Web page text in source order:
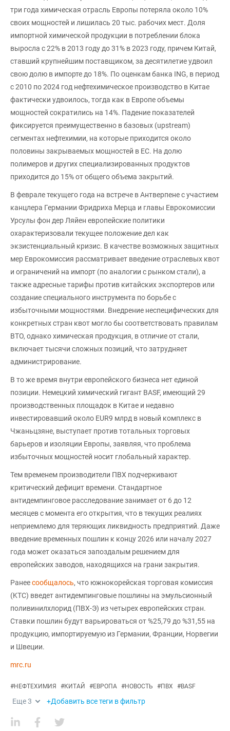
три года химическая отрасль Европы потеряла около 10%
своих мощностей и лишилась 20 тыс. рабочих мест. Доля
импортной химической продукции в потреблении блока
выросла с 22% в 2013 году до 31% в 2023 году, причем Китай,
ставший крупнейшим поставщиком, за десятилетие удвоил
свою долю в импорте до 18%. По оценкам банка ING, в период
с 2010 по 2024 год нефтехимическое производство в Китае
фактически удвоилось, тогда как в Европе объемы
мощностей сократились на 14%. Падение показателей
фиксируется преимущественно в базовых (upstream)
сегментах нефтехимии, на которые приходится около
половины закрываемых мощностей в ЕС. На долю
полимеров и других специализированных продуктов
приходится до 15% от общего объема закрытий.
В феврале текущего года на встрече в Антверпене с участием
канцлера Германии Фридриха Мерца и главы Еврокомиссии
Урсулы фон дер Ляйен европейские политики
охарактеризовали текущее положение дел как
экзистенциальный кризис. В качестве возможных защитных
мер Еврокомиссия рассматривает введение отраслевых квот
и ограничений на импорт (по аналогии с рынком стали), а
также адресные тарифы против китайских экспортеров или
создание специального инструмента по борьбе с
избыточными мощностями. Внедрение неспецифических для
конкретных стран квот могло бы соответствовать правилам
ВТО, однако химическая продукция, в отличие от стали,
включает тысячи сложных позиций, что затрудняет
администрирование.
В то же время внутри европейского бизнеса нет единой
позиции. Немецкий химический гигант BASF, имеющий 29
производственных площадок в Китае и недавно
инвестировавший около EUR9 млрд в новый комплекс в
Чжаньцзяне, выступает против тотальных торговых
барьеров и изоляции Европы, заявляя, что проблема
избыточных мощностей носит глобальный характер.
Тем временем производители ПВХ подчеркивают
критический дефицит времени. Стандартное
антидемпинговое расследование занимает от 6 до 12
месяцев с момента его открытия, что в текущих реалиях
неприемлемо для теряющих ликвидность предприятий. Даже
введение временных пошлин к концу 2026 или началу 2027
года может оказаться запоздалым решением для
европейских заводов, находящихся на грани закрытия.
Ранеесообщалось, что южнокорейская торговая комиссия
(KTC) введет антидемпинговые пошлины на эмульсионный
поливинилхлорид (ПВХ-Э) из четырех европейских стран.
Ставки пошлин будут варьироваться от %25,79 до %31,55 на
продукцию, импортируемую из Германии, Франции, Норвегии
и Швеции.
mrc.ru
#НЕФТЕХИМИЯ #КИТАЙ #ЕВРОПА #НОВОСТЬ #ПВХ #BASF
Еще3 +Добавить все теги в фильтр